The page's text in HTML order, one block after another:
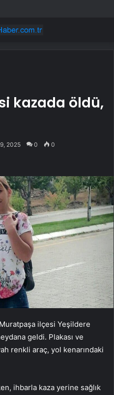
kazada öldü,
2025 0 0
ilçesi Yeşildere
geldi. Plakası ve
renkli araç, yol kenarındaki
ihbarla kaza yerine sağlık